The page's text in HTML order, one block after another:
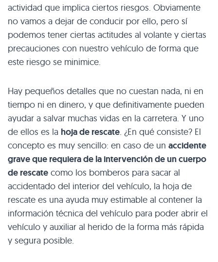
actividad que implica ciertos riesgos. Obviamente
no vamos a dejar de conducir por ello, pero sí
podemos tener ciertas actitudes al volante y ciertas
precauciones con nuestro vehículo de forma que
este riesgo se minimice.
Hay pequeños detalles que no cuestan nada, ni en
tiempo ni en dinero, y que definitivamente pueden
ayudar a salvar muchas vidas en la carretera. Y uno
de ellos es la hoja de rescate. ¿En qué consiste? El
concepto es muy sencillo: en caso de un accidente
grave que requiera de la intervención de un cuerpo
de rescate como los bomberos para sacar al
accidentado del interior del vehículo, la hoja de
rescate es una ayuda muy estimable al contener la
información técnica del vehículo para poder abrir el
vehículo y auxiliar al herido de la forma más rápida
y segura posible.